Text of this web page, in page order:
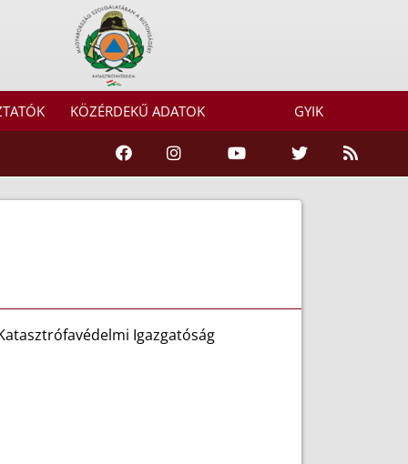
KÖZÉRDEKŰ ADATOK GYIK
Igazgatóság